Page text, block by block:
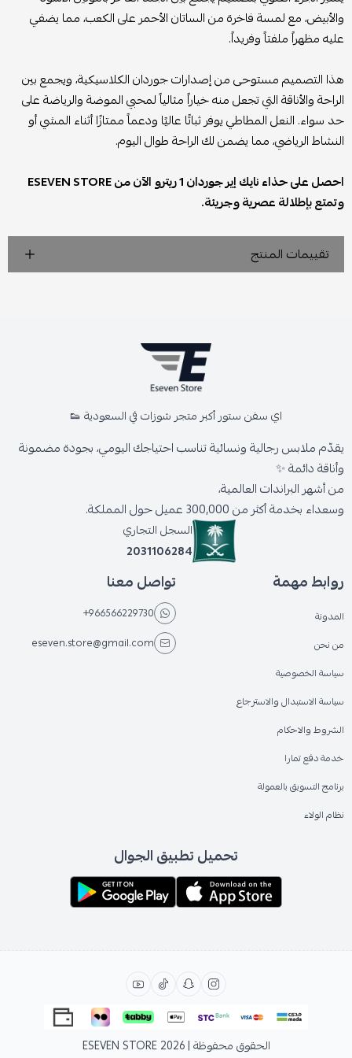
والأبيض، مع لمسة فاخرة من الساتان الأحمر على الكعب، مما يضفي
عليه مظهراً ملفتاً وفريداً.
هذا التصميم مستوحى من إصدارات جوردان الكلاسيكية، ويجمع بين
الراحة والأناقة التي تجعل منه خياراً مثالياً لمحبي الموضة والرياضة على
حد سواء. النعل المطاطي يوفر ثباتًا عاليًا ودعماً ممتازًا أثناء المشي أو
النشاط الرياضي، مما يضمن لك الراحة طوال اليوم.
احصل على حذاء نايك إير جوردان 1 ريترو الآن من ESEVEN STORE
وتمتع بإطلالة عصرية وجريئة.
تقييمات المنتج
اي سفن ستور أكبر متجر شوزات في السعودية 👟
يقدّم ملابس رجالية ونسائية تناسب احتياجك اليومي، بجودة مضمونة
وأناقة دائمة ✨
من أشهر البراندات العالمية،
وسعداء بخدمة أكثر من 300,000 عميل حول المملكة.
السجل التجاري
2031106284
روابط مهمة
المدونة
من نحن
سياسة الخصوصية
سياسة الاستبدال والاسترجاع
الشروط والاحكام
خدمة دفع تمارا
برنامج التسويق بالعمولة
نظام الولاء
تواصل معنا
+966566229730
eseven.store@gmail.com
تحميل تطبيق الجوال
الحقوق محفوظة | 2026 ESEVEN STORE